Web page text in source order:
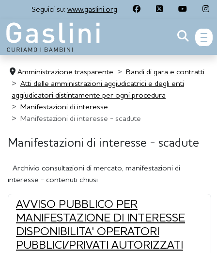
Seguici su: www.gaslini.org
Amministrazione trasparente
Bandi di gara e contratti
Atti delle amministrazioni aggiudicatrici e degli enti
aggiudicatori distintamente per ogni procedura
Manifestazioni di interesse
Manifestazioni di interesse - scadute
Manifestazioni di interesse - scadute
Archivio consultazioni di mercato, manifestazioni di
interesse - contenuti chiusi
AVVISO PUBBLICO PER
MANIFESTAZIONE DI INTERESSE
DISPONIBILITA' OPERATORI
PUBBLICI/PRIVATI AUTORIZZATI